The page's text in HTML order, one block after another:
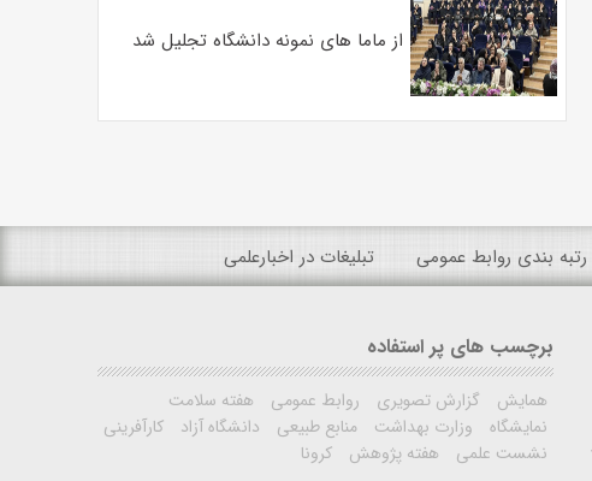
از ماما های نمونه دانشگاه تجلیل شد
رتبه بندی روابط عمومی تبلیغات در اخبارعلمی
برچسب های پر استفاده
همایش گزارش تصویری روابط عمومی
هفته سلامت
نمایشگاه
وزارت بهداشت منابع طبیعی دانشگاه آزاد
کارآفرینی
نشست علمی
هفته پژوهش کرونا